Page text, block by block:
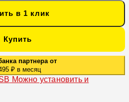
в 1 клик
Купить
партнера от
₽ в месяц
Можно установить и